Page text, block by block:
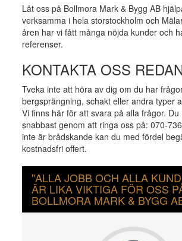
Låt oss på Bollmora Mark & Bygg AB
verksamma i hela storstockholm och
åren har vi fått många nöjda kunder och
referenser.
KONTAKTA OSS
Tveka inte att höra av dig om du har
bergsprängning, schakt eller andra typer
Vi finns här för att svara på alla frågor. Du
snabbast genom att ringa oss på: 070-
inte är brådskande kan du med fördel
kostnadsfri offert.
"ALLA JOBB OCH ALLA
ÄR LIKA VIKTIGA FÖR OSS
BOLLMORA MARK & BYGG